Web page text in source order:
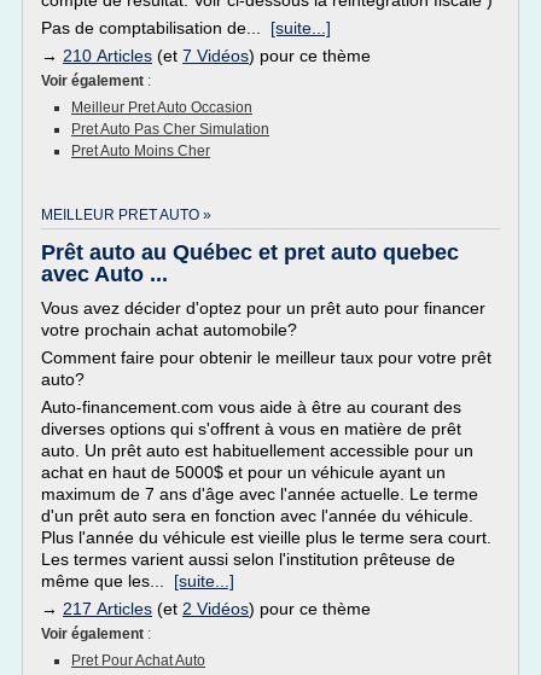
Pas de comptabilisation de... [suite...]
→ 210 Articles (et 7 Vidéos) pour ce thème
Voir également :
Meilleur Pret Auto Occasion
Pret Auto Pas Cher Simulation
Pret Auto Moins Cher
MEILLEUR PRET AUTO »
Prêt auto au Québec et pret auto quebec
avec Auto ...
Vous avez décider d'optez pour un prêt auto pour financer
votre prochain achat automobile?
Comment faire pour obtenir le meilleur taux pour votre prêt
auto?
Auto-financement.com vous aide à être au courant des
diverses options qui s'offrent à vous en matière de prêt
auto. Un prêt auto est habituellement accessible pour un
achat en haut de 5000$ et pour un véhicule ayant un
maximum de 7 ans d'âge avec l'année actuelle. Le terme
d'un prêt auto sera en fonction avec l'année du véhicule.
Plus l'année du véhicule est vieille plus le terme sera court.
Les termes varient aussi selon l'institution prêteuse de
même que les... [suite...]
→ 217 Articles (et 2 Vidéos) pour ce thème
Voir également :
Pret Pour Achat Auto